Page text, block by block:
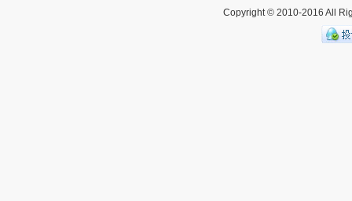
Copyright © 2010-2016 All